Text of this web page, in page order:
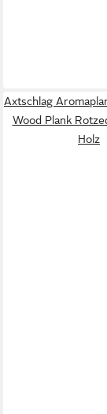
Axtschlag
Wood Plank
Holz